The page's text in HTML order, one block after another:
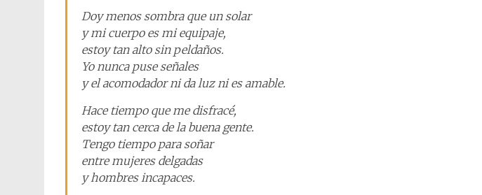
Doy menos sombra que un solar
y mi cuerpo es mi equipaje,
estoy tan alto sin peldaños.
Yo nunca puse señales
y el acomodador ni da luz ni es amable.
Hace tiempo que me disfracé,
estoy tan cerca de la buena gente.
Tengo tiempo para soñar
entre mujeres delgadas
y hombres incapaces.